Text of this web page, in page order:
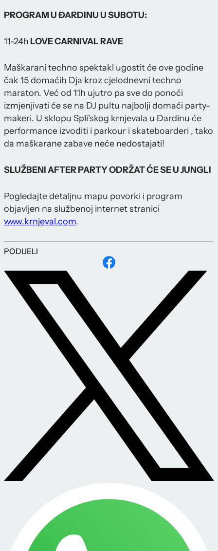
PROGRAM U ĐARDINU U SUBOTU:
11-24h LOVE CARNIVAL RAVE
Maškarani techno spektakl ugostit će ove godine
čak 15 domaćih Dja kroz cjelodnevni techno
maraton. Već od 11h ujutro pa sve do ponoći
izmjenjivati će se na DJ pultu najbolji domaći party-
makeri. U sklopu Spli'skog krnjevala u Đardinu će
performance izvoditi i parkour i skateboarderi , tako
da maškarane zabave neće nedostajati!
SLUŽBENI AFTER PARTY ODRŽAT ĆE SE U JUNGLI
Pogledajte detaljnu mapu povorki i program
objavljen na službenoj internet stranici
www.krnjeval.com.
PODIJELI